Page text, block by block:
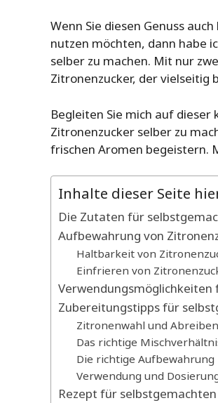
Wenn Sie diesen Genuss
nutzen möchten, dann habe
selber zu machen. Mit nur
Zitronenzucker, der vielseitig
Begleiten Sie mich auf dieser
Zitronenzucker selber zu
frischen Aromen begeistern.
Inhalte dieser Seite
Die Zutaten für
Aufbewahrung von
Haltbarkeit von
Einfrieren von
Zubereitungstipps für
Zitronenwahl und Abreiben
Das richtige
Die richtige Aufbewahrung
Verwendung und
Rezept für